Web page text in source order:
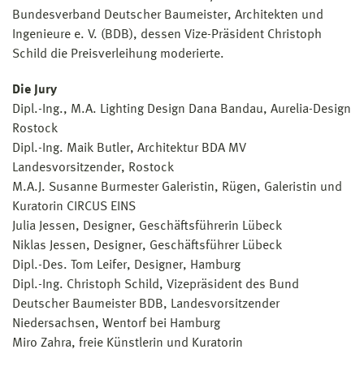
Bundesverband Deutscher Baumeister, Architekten und
Ingenieure e. V. (BDB), dessen Vize-Präsident Christoph
Schild die Preisverleihung moderierte.
Die Jury
Dipl.-Ing., M.A. Lighting Design Dana Bandau, Aurelia-Design
Rostock
Dipl.-Ing. Maik Butler, Architektur BDA MV
Landesvorsitzender, Rostock
M.A.J. Susanne Burmester Galeristin, Rügen, Galeristin und
Kuratorin CIRCUS EINS
Julia Jessen, Designer, Geschäftsführerin Lübeck
Niklas Jessen, Designer, Geschäftsführer Lübeck
Dipl.-Des. Tom Leifer, Designer, Hamburg
Dipl.-Ing. Christoph Schild, Vizepräsident des Bund
Deutscher Baumeister BDB, Landesvorsitzender
Niedersachsen, Wentorf bei Hamburg
Miro Zahra, freie Künstlerin und Kuratorin